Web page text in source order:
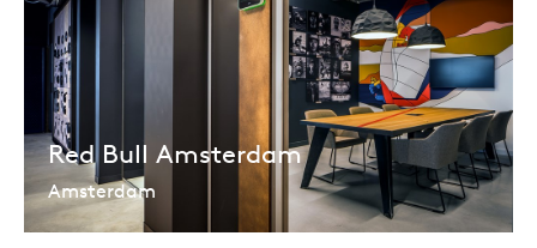
Red Bull Amsterdam
Amsterdam